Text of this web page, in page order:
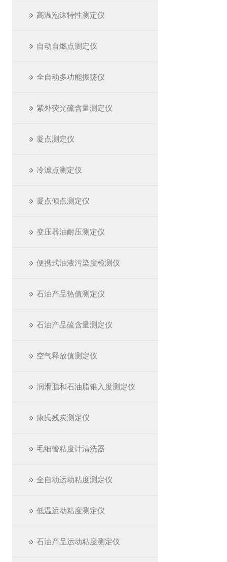
高温泡沫特性测定仪
自动自燃点测定仪
全自动多功能振荡仪
紫外荧光硫含量测定仪
凝点测定仪
冷滤点测定仪
凝点倾点测定仪
变压器油耐压测定仪
便携式油液污染度检测仪
石油产品热值测定仪
石油产品硫含量测定仪
空气释放值测定仪
润滑脂和石油脂锥入度测定仪
康氏残炭测定仪
毛细管粘度计清洗器
全自动运动粘度测定仪
低温运动粘度测定仪
石油产品运动粘度测定仪